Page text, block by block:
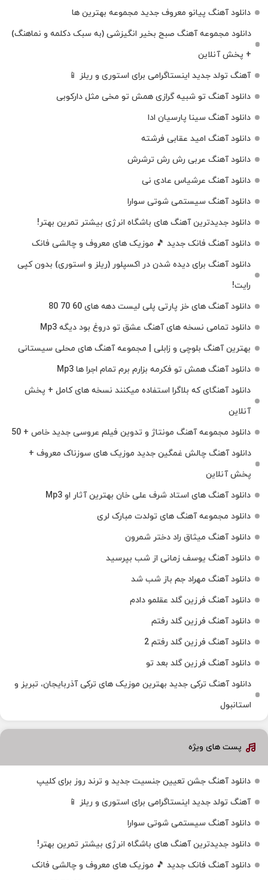
دانلود آهنگ پیانو معروف جدید مجموعه بهترین ها
دانلود مجموعه آهنگ صبح بخیر انگیزشی (به سبک دکلمه و نماهنگ)
+ پخش آنلاین
آهنگ تولد جدید اینستاگرامی برای استوری و ریلز 📱
دانلود آهنگ تو شبیه گرازی همش تو مخی مثل دارکوبی
دانلود آهنگ سینا پارسیان ادا
دانلود آهنگ امید عقابی فرشته
دانلود آهنگ عربی رش رش ترشرش
دانلود آهنگ عرشیاس عادی نی
دانلود آهنگ سیستمی شوتی سوارا
دانلود جدیدترین آهنگ‌ های باشگاه انرژی بیشتر تمرین بهتر!
دانلود آهنگ فانک جدید 🎵 موزیک‌ های معروف و چالشی فانک
دانلود آهنگ برای دیده شدن در اکسپلور (ریلز و استوری) بدون کپی
رایت!
دانلود آهنگ های خز پارتی پلی لیست دهه های 60 70 80
دانلود تمامی نسخه های آهنگ عشق تو دروغ بود دیگه Mp3
بهترین آهنگ بلوچی و زابلی | مجموعه آهنگ‌ های محلی سیستانی
دانلود آهنگ همش تو فکرمه بزارم برم تمام اجرا ها Mp3
دانلود آهنگای که بلاگرا استفاده میکنند نسخه های کامل + پخش
آنلاین
دانلود مجموعه آهنگ مونتاژ و تدوین فیلم عروسی جدید خاص + 50
دانلود آهنگ چالش غمگین جدید موزیک های سوزناک معروف +
پخش آنلاین
دانلود آهنگ های استاد شرف علی خان بهترین آثار او Mp3
دانلود مجموعه آهنگ های تولدت مبارک لری
دانلود آهنگ میثاق راد دختر شمرون
دانلود آهنگ یوسف زمانی از شب بپرسید
دانلود آهنگ مهراد جم باز شب شد
دانلود آهنگ فرزین گلد عقلمو دادم
دانلود آهنگ فرزین گلد رفتم
دانلود آهنگ فرزین گلد رفتم 2
دانلود آهنگ فرزین گلد بعد تو
دانلود آهنگ ترکی جدید بهترین موزیک‌ های ترکی آذربایجان، تبریز و
استانبول
پست های ویژه
دانلود آهنگ جشن تعیین جنسیت جدید و ترند روز برای کلیپ
آهنگ تولد جدید اینستاگرامی برای استوری و ریلز 📱
دانلود آهنگ سیستمی شوتی سوارا
دانلود جدیدترین آهنگ‌ های باشگاه انرژی بیشتر تمرین بهتر!
دانلود آهنگ فانک جدید 🎵 موزیک‌ های معروف و چالشی فانک